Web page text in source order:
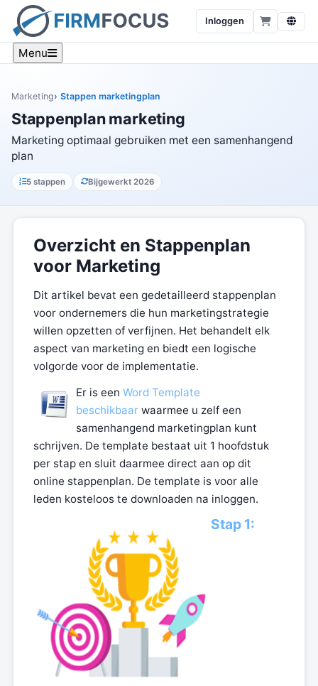
Inloggen
Menu
Marketing Stappen marketingplan
Stappenplan marketing
Marketing optimaal gebruiken met een samenhangend
plan
5 stappen Bijgewerkt 2026
Overzicht en Stappenplan
voor Marketing
Dit artikel bevat een gedetailleerd stappenplan
voor ondernemers die hun marketingstrategie
willen opzetten of verfijnen. Het behandelt elk
aspect van marketing en biedt een logische
volgorde voor de implementatie.
Er is een Word Template
beschikbaar waarmee u zelf een
samenhangend marketingplan kunt
schrijven. De template bestaat uit 1 hoofdstuk
per stap en sluit daarmee direct aan op dit
online stappenplan. De template is voor alle
leden kosteloos te downloaden na inloggen.
Stap 1: